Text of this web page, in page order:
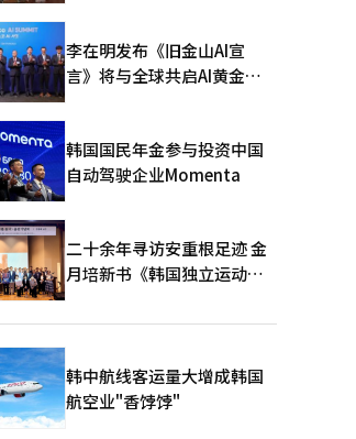
李在明发布《旧金山AI宣
言》将与全球共启AI黄金时
韩国国民年金参与投资中国
自动驾驶企业Momenta
二十余年寻访安重根足迹 金
月培新书《韩国独立运动圣
版
韩中航线客运量大增成韩国
航空业"香饽饽"